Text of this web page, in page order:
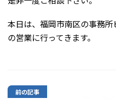
本日は、福岡市南区の事務
の営業に行ってきます。
前の記事